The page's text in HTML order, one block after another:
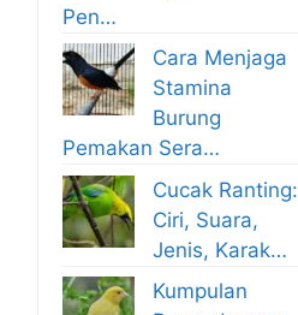
Pen…
Cara Menjaga
Stamina
Burung
Pemakan Sera…
Cucak Ranting:
Ciri, Suara,
Jenis, Karak…
Kumpulan